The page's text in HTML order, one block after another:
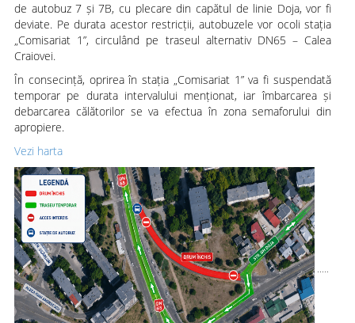
de autobuz 7 și 7B, cu plecare din capătul de linie Doja, vor fi
deviate. Pe durata acestor restricții, autobuzele vor ocoli stația
„Comisariat 1”, circulând pe traseul alternativ DN65 – Calea
Craiovei.
În consecință, oprirea în stația „Comisariat 1” va fi suspendată
temporar pe durata intervalului menționat, iar îmbarcarea și
debarcarea călătorilor se va efectua în zona semaforului din
apropiere.
Vezi harta
.....